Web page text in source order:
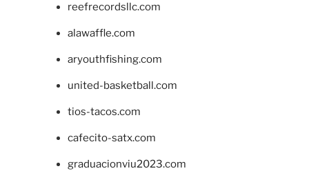
reefrecordsllc.com
alawaffle.com
aryouthfishing.com
united-basketball.com
tios-tacos.com
cafecito-satx.com
graduacionviu2023.com